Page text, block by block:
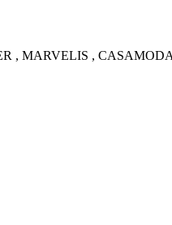
, MARVELIS ,